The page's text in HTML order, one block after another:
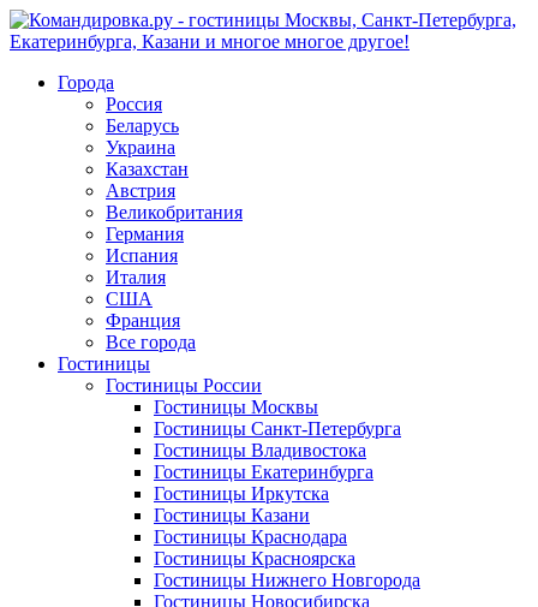
Города
Россия
Беларусь
Украина
Казахстан
Австрия
Великобритания
Германия
Испания
Италия
США
Франция
Все города
Гостиницы
Гостиницы России
Гостиницы Mосквы
Гостиницы Санкт-Петербурга
Гостиницы Владивостока
Гостиницы Екатеринбурга
Гостиницы Иркутска
Гостиницы Казани
Гостиницы Краснодара
Гостиницы Красноярска
Гостиницы Нижнего Новгорода
Гостиницы Новосибирска